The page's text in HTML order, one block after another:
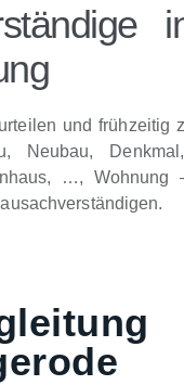
und frühzeitig
Neubau,
…,